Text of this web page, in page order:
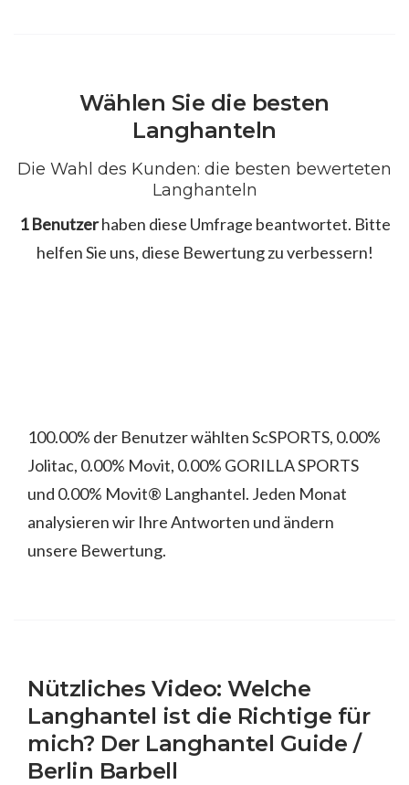
Wählen Sie die besten
Langhanteln
Die Wahl des Kunden: die besten bewerteten
Langhanteln
1 Benutzerhaben diese Umfrage beantwortet. Bitte
helfen Sie uns, diese Bewertung zu verbessern!
100.00% der Benutzer wählten ScSPORTS, 0.00%
Jolitac, 0.00% Movit, 0.00% GORILLA SPORTS
und 0.00% Movit® Langhantel. Jeden Monat
analysieren wir Ihre Antworten und ändern
unsere Bewertung.
Nützliches Video: Welche
Langhantel ist die Richtige für
mich? Der Langhantel Guide /
Berlin Barbell